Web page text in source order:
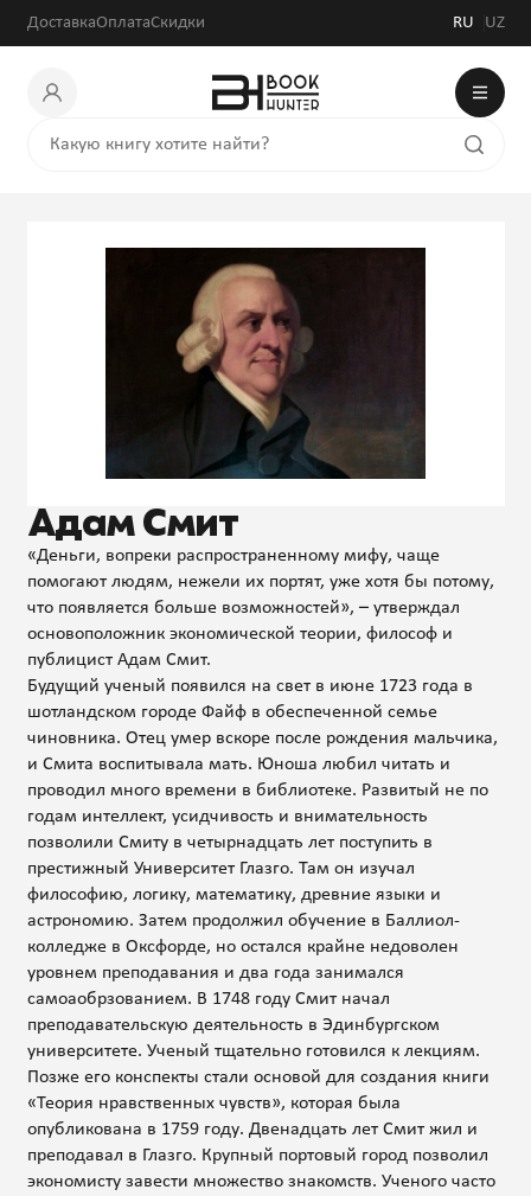
ДоставкаОплатаСкидки RU UZ
Адам Смит
«Деньги, вопреки распространенному мифу, чаще
помогают людям, нежели их портят, уже хотя бы потому,
что появляется больше возможностей», – утверждал
основоположник экономической теории, философ и
публицист Адам Смит.
Будущий ученый появился на свет в июне 1723 года в
шотландском городе Файф в обеспеченной семье
чиновника. Отец умер вскоре после рождения мальчика,
и Смита воспитывала мать. Юноша любил читать и
проводил много времени в библиотеке. Развитый не по
годам интеллект, усидчивость и внимательность
позволили Смиту в четырнадцать лет поступить в
престижный Университет Глазго. Там он изучал
философию, логику, математику, древние языки и
астрономию. Затем продолжил обучение в Баллиол-
колледже в Оксфорде, но остался крайне недоволен
уровнем преподавания и два года занимался
самоаобрзованием. В 1748 году Смит начал
преподавательскую деятельность в Эдинбургском
университете. Ученый тщательно готовился к лекциям.
Позже его конспекты стали основой для создания книги
«Теория нравственных чувств», которая была
опубликована в 1759 году. Двенадцать лет Смит жил и
преподавал в Глазго. Крупный портовый город позволил
экономисту завести множество знакомств. Ученого часто